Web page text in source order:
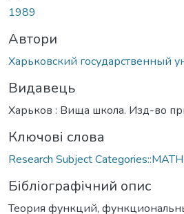
1989
Автори
Харьковский государственный
Видавець
Харьков : Вища школа. Изд-во
Ключові слова
Research Subject
Бібліографічний опис
Теория функций,